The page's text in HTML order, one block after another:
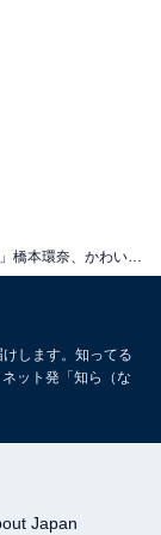
します。知ってる
ット発「知ら（な
Japan